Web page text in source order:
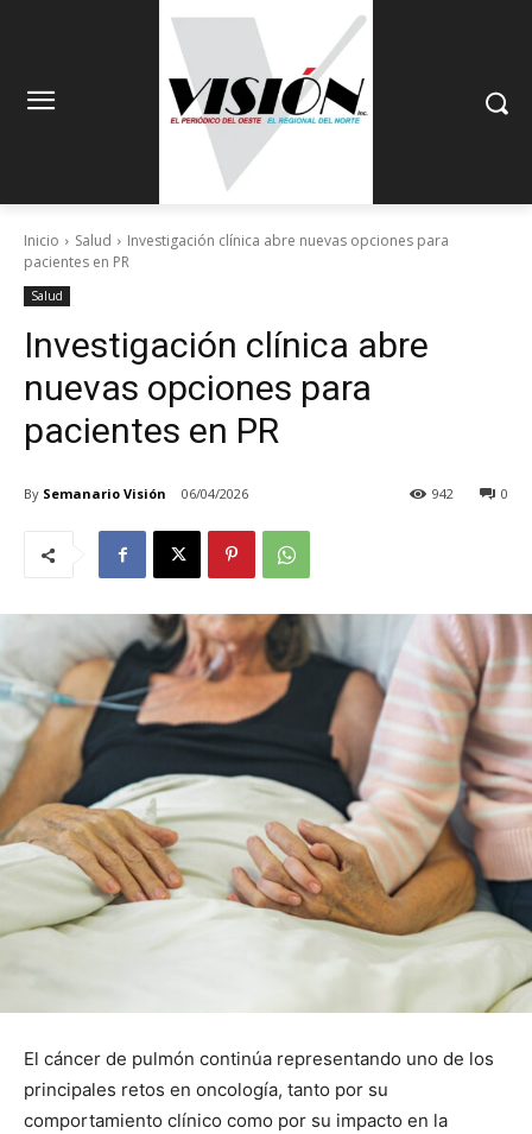
Inicio Salud
Investigación clínica abre nuevas opciones para
pacientes en PR
Salud
Investigación clínica abre
nuevas opciones para
pacientes en PR
By Semanario Visión 06/04/2026 0
942
El cáncer de pulmón continúa representando uno de los
principales retos en oncología, tanto por su
comportamiento clínico como por su impacto en la